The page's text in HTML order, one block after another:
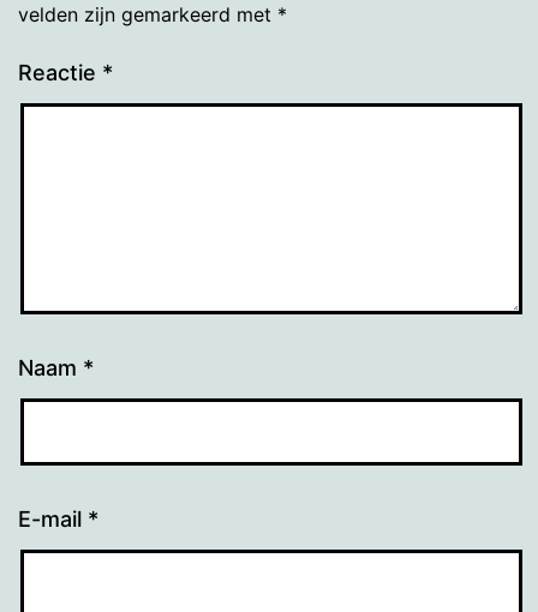
velden zijn gemarkeerd met *
Reactie *
Naam *
E-mail *